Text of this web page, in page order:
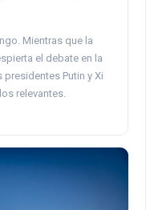
Mientras que la
el debate en la
Putin y Xi
relevantes.